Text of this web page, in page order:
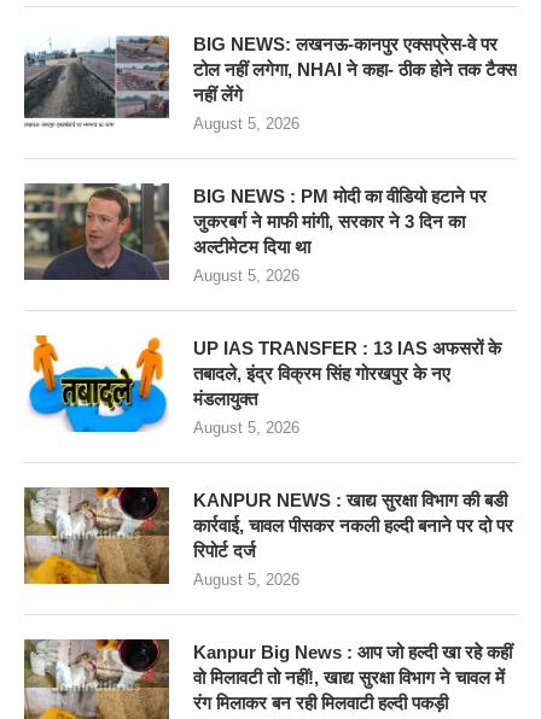
BIG NEWS: लखनऊ-कानपुर एक्सप्रेस-वे पर
टोल नहीं लगेगा, NHAI ने कहा- ठीक होने तक टैक्स
नहीं लेंगे
August 5, 2026
BIG NEWS : PM मोदी का वीडियो हटाने पर
जुकरबर्ग ने माफी मांगी, सरकार ने 3 दिन का
अल्टीमेटम दिया था
August 5, 2026
UP IAS TRANSFER : 13 IAS अफसरों के
तबादले, इंद्र विक्रम सिंह गोरखपुर के नए
मंडलायुक्त
August 5, 2026
KANPUR NEWS : खाद्य सुरक्षा विभाग की बडी
कार्रवाई, चावल पीसकर नकली हल्दी बनाने पर दो पर
रिपोर्ट दर्ज
August 5, 2026
Kanpur Big News : आप जो हल्दी खा रहे कहीं
वो मिलावटी तो नहीं!, खाद्य सुरक्षा विभाग ने चावल में
रंग मिलाकर बन रही मिलवाटी हल्दी पकड़ी